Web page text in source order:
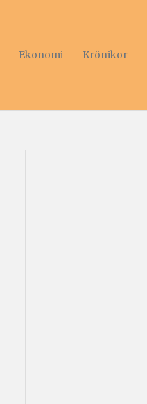
Ekonomi Krönikor